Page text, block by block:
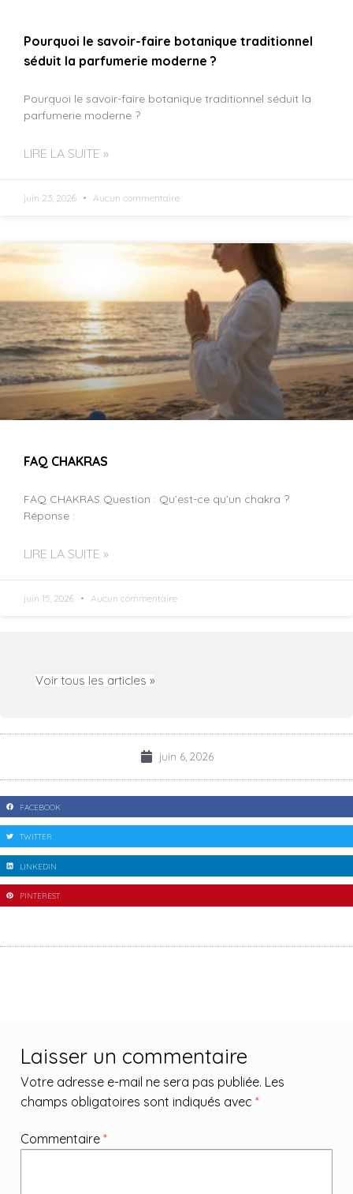
Pourquoi le savoir-faire botanique traditionnel
séduit la parfumerie moderne ?
Pourquoi le savoir-faire botanique traditionnel séduit la
parfumerie moderne ?
LIRE LA SUITE »
juin 23, 2026 Aucun commentaire
FAQ CHAKRAS
FAQ CHAKRAS Question : Qu’est-ce qu’un chakra ?
Réponse :
LIRE LA SUITE »
juin 15, 2026 Aucun commentaire
Voir tous les articles »
juin 6, 2026
FACEBOOK
TWITTER
LINKEDIN
PINTEREST
Laisser un commentaire
Votre adresse e-mail ne sera pas publiée. Les
champs obligatoires sont indiqués avec *
Commentaire *